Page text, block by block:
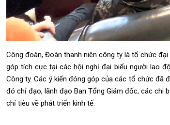
Công đoàn, Đoàn thanh niên công ty là tổ chức
góp tích cực tại các hội nghị đại biểu người lao
Công ty. Các ý kiến đóng góp của các tổ chức đã
đó chỉ đạo, lãnh đạo Ban Tổng Giám đốc, các chi
chỉ tiêu về phát triển kinh tế.